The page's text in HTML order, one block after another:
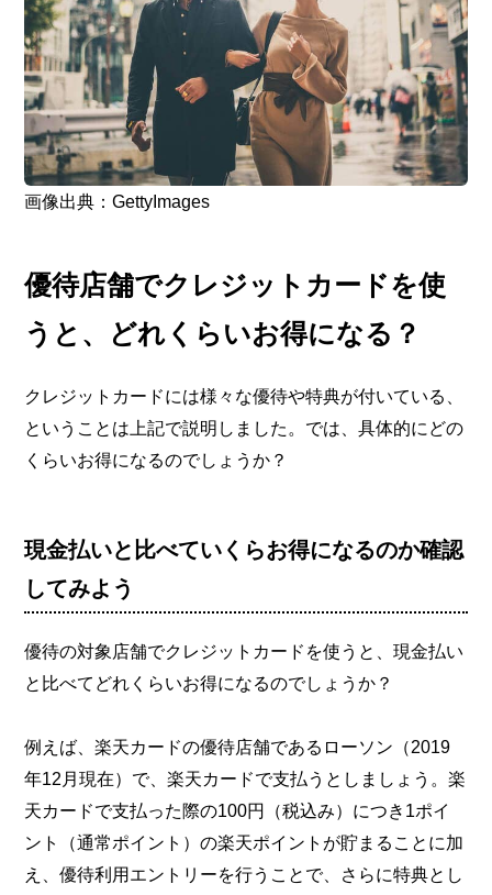
画像出典：GettyImages
優待店舗でクレジットカードを使
うと、どれくらいお得になる？
クレジットカードには様々な優待や特典が付いている、
ということは上記で説明しました。では、具体的にどの
くらいお得になるのでしょうか？
現金払いと比べていくらお得になるのか確認
してみよう
優待の対象店舗でクレジットカードを使うと、現金払い
と比べてどれくらいお得になるのでしょうか？
例えば、楽天カードの優待店舗であるローソン（2019
年12月現在）で、楽天カードで支払うとしましょう。楽
天カードで支払った際の100円（税込み）につき1ポイ
ント（通常ポイント）の楽天ポイントが貯まることに加
え、優待利用エントリーを行うことで、さらに特典とし